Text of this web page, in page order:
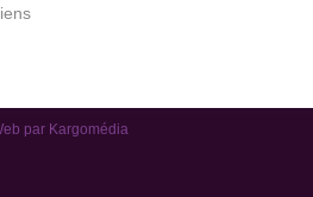
par Kargomédia